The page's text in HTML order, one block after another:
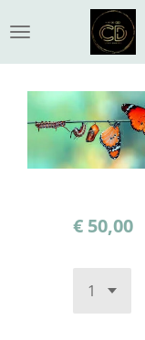
direct
naar
hoofdinhoud
€ 50,00